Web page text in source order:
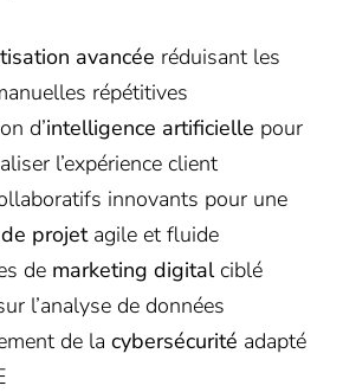
avancée réduisant les
répétitives
d’intelligence artificielle pour
l’expérience client
innovants pour une
projetagile et fluide
de marketing digitalciblé
l’analyse de données
de la cybersécurité adapté